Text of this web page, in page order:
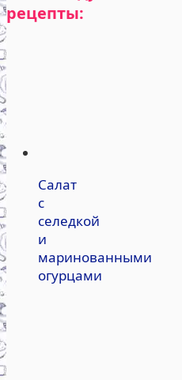
рецепты:
Салат
с
селедкой
и
маринованными
огурцами